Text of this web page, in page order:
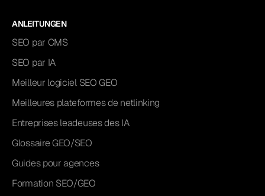
ANLEITUNGEN
SEO par CMS
SEO par IA
Meilleur logiciel SEO GEO
Meilleures plateformes de netlinking
Entreprises leadeuses des IA
Glossaire GEO/SEO
Guides pour agences
Formation SEO/GEO